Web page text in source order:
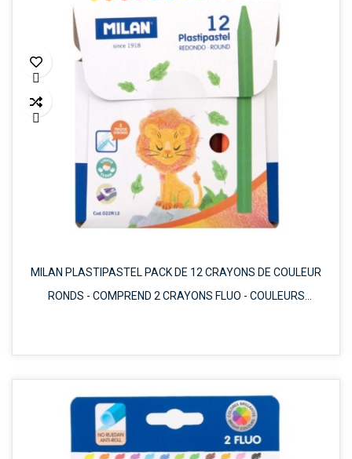


MILAN PLASTIPASTEL PACK DE 12 CRAYONS DE COULEUR
RONDS - COMPREND 2 CRAYONS FLUO - COULEURS